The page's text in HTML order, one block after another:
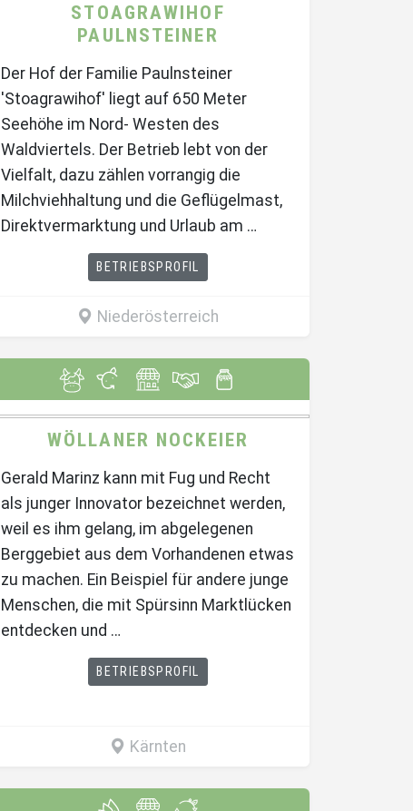
STOAGRAWIHOF
PAULNSTEINER
Der Hof der Familie Paulnsteiner
'Stoagrawihof' liegt auf 650 Meter
Seehöhe im Nord- Westen des
Waldviertels. Der Betrieb lebt von der
Vielfalt, dazu zählen vorrangig die
Milchviehhaltung und die Geflügelmast,
Direktvermarktung und Urlaub am …
BETRIEBSPROFIL
Niederösterreich
WÖLLANER NOCKEIER
Gerald Marinz kann mit Fug und Recht
als junger Innovator bezeichnet werden,
weil es ihm gelang, im abgelegenen
Berggebiet aus dem Vorhandenen etwas
zu machen. Ein Beispiel für andere junge
Menschen, die mit Spürsinn Marktlücken
entdecken und …
BETRIEBSPROFIL
Kärnten